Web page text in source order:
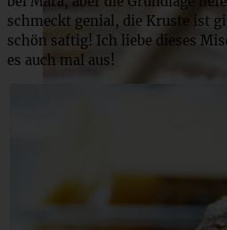
schmeckt genial, die Kruste ist
schön saftig! Ich liebe dieses
es auch mal aus!